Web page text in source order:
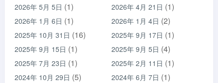
2026年 5月 5日 (1) 2026年 4月 21日 (1)
2026年 1月 6日 (1) 2026年 1月 4日 (2)
2025年 10月 31日 (16) 2025年 9月 17日 (1)
2025年 9月 15日 (1) 2025年 9月 5日 (4)
2025年 7月 23日 (1) 2025年 2月 11日 (1)
2024年 10月 29日 (5) 2024年 6月 7日 (1)